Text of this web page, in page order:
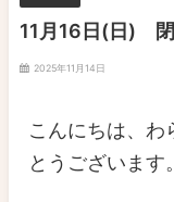
11月16日(日)
2025年11月14日
こんにちは、わ
とうございます。